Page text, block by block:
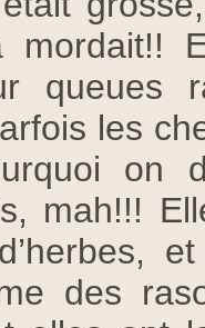
mordait!!
queues
les
on
mah!!!
des